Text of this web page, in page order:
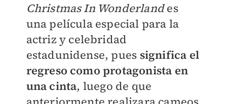
Christmas In Wonderlandes
una película especial para la
actriz y celebridad
estadunidense, pues significa el
regreso como protagonista en
una cinta, luego de que